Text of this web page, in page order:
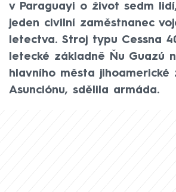
v Paraguayi o život sedm
jeden civilní zaměstnanec
letectva. Stroj typu Cessna
letecké základně Ňu Guazú
hlavního města jihoamerické
Asunciónu, sdělila armáda.